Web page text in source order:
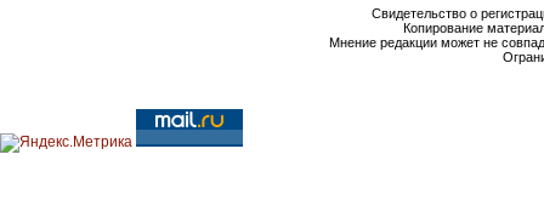
Свидетельство о
Копирование
Мнение редакции может не